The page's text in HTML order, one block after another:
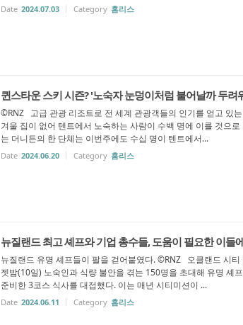
Date 2024.07.03 Category 홈리스
퀸스타운 스키 시즌? '노숙자 눈덩이처럼 불어날까 두려
©RNZ 고급 관광 리조트로 전 세계 관광객들의 인기를 얻고 있
겨울 집이 없어 텐트에서 노숙하는 사람이 수백 명에 이를 것으
는 더니든의 한 단체는 이번주에도 수십 명이 텐트에서...
Date 2024.06.20 Category 홈리스
뉴질랜드 최고 셰프와 기업 총수들, 도움이 필요한 이들
뉴질랜드 유명 셰프들이 팔을 걷어붙였다. ©RNZ 오클랜드 시
젯밤(10일) 노숙인과 식량 불안을 겪는 150명을 초대해 유명 셰
준비한 3코스 식사를 대접했다. 이는 매년 시티미션이 ...
Date 2024.06.11 Category 홈리스